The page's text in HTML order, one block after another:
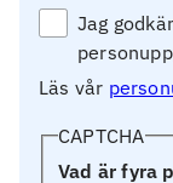
Jag
Läs vår
CAPTCHA
Vad är fyra